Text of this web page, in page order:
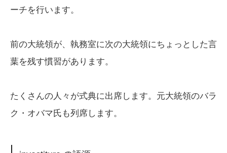
ーチを行います。
前の大統領が、執務室に次の大統領にちょっとした言
葉を残す慣習があります。
たくさんの人々が式典に出席します。元大統領のバラ
ク・オバマ氏も列席します。